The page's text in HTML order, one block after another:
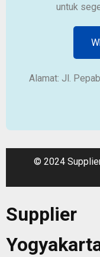
untuk
Alamat: Jl.
© 2024